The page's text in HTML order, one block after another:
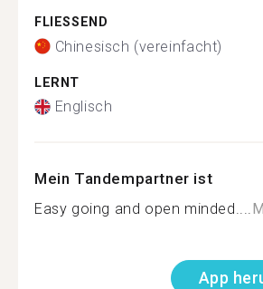
FLIESSEND
Chinesisch (vereinfacht)
LERNT
Englisch
Mein Tandempartner ist
Easy going and open minded....
App